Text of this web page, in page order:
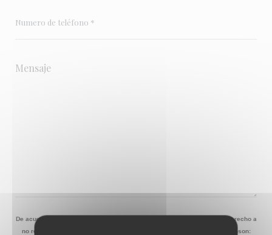
De acuerdo con la normativa de protección de datos, puede ejercer su derecho a
no recibir comunicaciones comerciales inscribiéndose en la Lista Robinson: